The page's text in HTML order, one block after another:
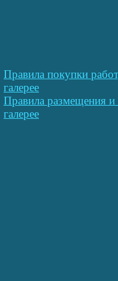
Правила покупки
галерее
Правила размещения
галерее